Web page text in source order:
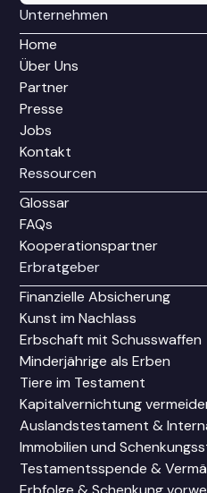
Unternehmen
Home
Über Uns
Partner
Presse
Jobs
Kontakt
Ressourcen
Glossar
FAQs
Kooperationspartner
Erbratgeber
Finanzielle Absicherung
Kunst im Nachlass
Erbschaft mit Schusswaffen
Minderjährige als Erben
Tiere im Testament
Kapitalvernichtung
Auslandstestament &
Immobilien und
Testamentsspende &